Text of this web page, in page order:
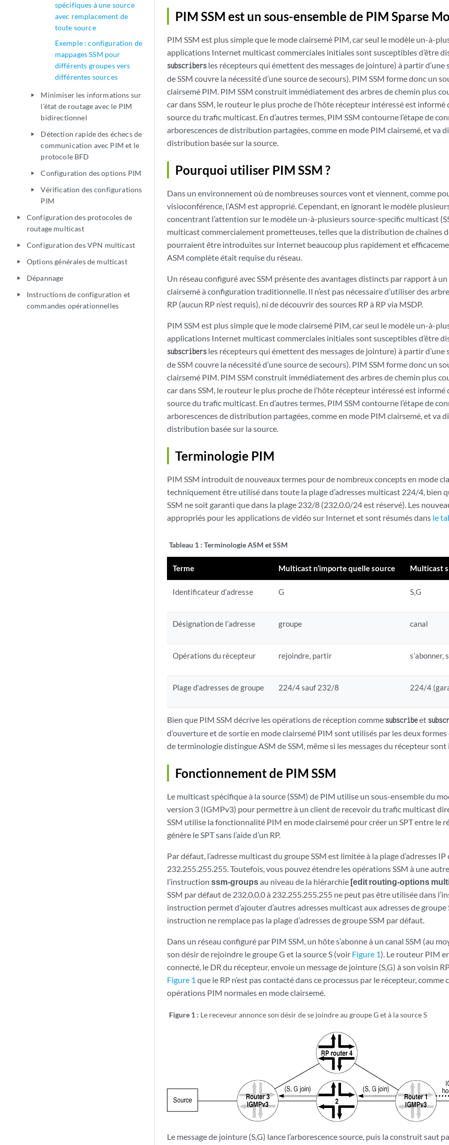
spécifiques à une source
avec remplacement de
toute source
Exemple : configuration de
mappages SSM pour
différents groupes vers
différentes sources
play_arrow
Minimiser les informations sur
l’état de routage avec le PIM
bidirectionnel
play_arrow
Détection rapide des échecs de
communication avec PIM et le
protocole BFD
play_arrow Configuration des options PIM
play_arrow
Vérification des configurations
PIM
play_arrow
Configuration des protocoles de
routage multicast
play_arrow Configuration des VPN multicast
play_arrow Options générales de multicast
play_arrow Dépannage
play_arrow
Instructions de configuration et
commandes opérationnelles
PIM SSM est un sous-ensemble de PIM Sparse
PIM SSM est plus simple que le mode clairsemé PIM, car seul le modèle un-à-
applications Internet multicast commerciales initiales sont susceptibles d’être
subscribers les récepteurs qui émettent des messages de jointure) à partir
de SSM couvre la nécessité d’une source de secours). PIM SSM forme donc un
clairsemé PIM. PIM SSM construit immédiatement des arbres de chemin plus
car dans SSM, le routeur le plus proche de l’hôte récepteur intéressé est informé
source du trafic multicast. En d’autres termes, PIM SSM contourne l’étape de
arborescences de distribution partagées, comme en mode PIM clairsemé, et va
distribution basée sur la source.
Pourquoi utiliser PIM SSM ?
Dans un environnement où de nombreuses sources vont et viennent, comme
visioconférence, l’ASM est approprié. Cependant, en ignorant le modèle
concentrant l’attention sur le modèle un-à-plusieurs source-specific multicast
multicast commercialement prometteuses, telles que la distribution de chaînes
pourraient être introduites sur Internet beaucoup plus rapidement et
ASM complète était requise du réseau.
Un réseau configuré avec SSM présente des avantages distincts par rapport à
clairsemé à configuration traditionnelle. Il n’est pas nécessaire d’utiliser des
RP (aucun RP n’est requis), ni de découvrir des sources RP à RP via MSDP.
PIM SSM est plus simple que le mode clairsemé PIM, car seul le modèle un-à-
applications Internet multicast commerciales initiales sont susceptibles d’être
subscribers les récepteurs qui émettent des messages de jointure) à partir
de SSM couvre la nécessité d’une source de secours). PIM SSM forme donc un
clairsemé PIM. PIM SSM construit immédiatement des arbres de chemin plus
car dans SSM, le routeur le plus proche de l’hôte récepteur intéressé est informé
source du trafic multicast. En d’autres termes, PIM SSM contourne l’étape de
arborescences de distribution partagées, comme en mode PIM clairsemé, et va
distribution basée sur la source.
Terminologie PIM
PIM SSM introduit de nouveaux termes pour de nombreux concepts en mode
techniquement être utilisé dans toute la plage d’adresses multicast 224/4, bien
SSM ne soit garanti que dans la plage 232/8 (232.0.0/24 est réservé). Les
appropriés pour les applications de vidéo sur Internet et sont résumés dans le
Tableau 1 : Terminologie ASM et SSM
Terme Multicast n’importe quelle source Multicast
Identificateur d’adresse G S,G
Désignation de l’adresse groupe canal
Opérations du récepteur rejoindre, partir s’abonner,
Plage d’adresses de groupe 224/4 sauf 232/8 224/4
Bien que PIM SSM décrive les opérations de réception comme subscribeet
d’ouverture et de sortie en mode clairsemé PIM sont utilisés par les deux
de terminologie distingue ASM de SSM, même si les messages du récepteur
Fonctionnement de PIM SSM
Le multicast spécifique à la source (SSM) de PIM utilise un sous-ensemble du
version 3 (IGMPv3) pour permettre à un client de recevoir du trafic multicast
SSM utilise la fonctionnalité PIM en mode clairsemé pour créer un SPT entre le
génère le SPT sans l’aide d’un RP.
Par défaut, l’adresse multicast du groupe SSM est limitée à la plage d’adresses
232.255.255.255. Toutefois, vous pouvez étendre les opérations SSM à une
l’instruction ssm-groupsau niveau de la hiérarchie [edit routing-options
SSM par défaut de 232.0.0.0 à 232.255.255.255 ne peut pas être utilisée dans
instruction permet d’ajouter d’autres adresses multicast aux adresses de
instruction ne remplace pas la plage d’adresses de groupe SSM par défaut.
Dans un réseau configuré par PIM SSM, un hôte s’abonne à un canal SSM (au
son désir de rejoindre le groupe G et la source S (voir Figure 1). Le routeur PIM
connecté, le DR du récepteur, envoie un message de jointure (S,G) à son voisin
Figure 1 que le RP n’est pas contacté dans ce processus par le récepteur, comme
opérations PIM normales en mode clairsemé.
Figure 1 : Le receveur annonce son désir de se joindre au groupe G et à la source S
Le message de jointure (S,G) lance l’arborescence source, puis la construit saut